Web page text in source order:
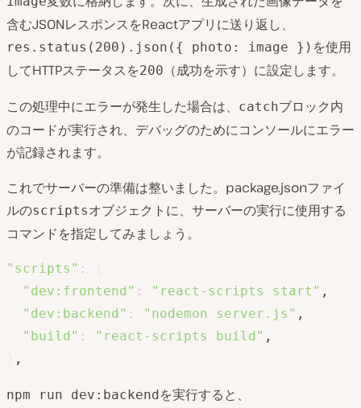
含むJSONレスポンスをReactアプリに送り返し、
res.status(200).json({ photo: image }) を使用
してHTTPステータスを200 （成功を示す）に設定します。
この処理中にエラーが発生した場合は、 catchブロック内
のコードが実行され、デバッグのためにコンソールにエラー
が記録されます。
これでサーバーの準備は整いました。package.jsonファイ
ルのscriptsオブジェクトに、サーバーの実行に使用する
コマンドを指定してみましょう。
"scripts" :
"dev:frontend" : "react-scripts start" ,
"dev:backend" : "nodemon server.js" ,
"build" : "react-scripts build"
,
npm run dev:backend を実行すると、